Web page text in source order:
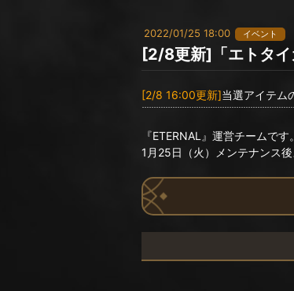
2022/01/25 18:00 イベント
[2/8更新]「エトタ
[2/8 16:00更新]当選アイテム
『ETERNAL』運営チームです。
1月25日（火）メンテナンス